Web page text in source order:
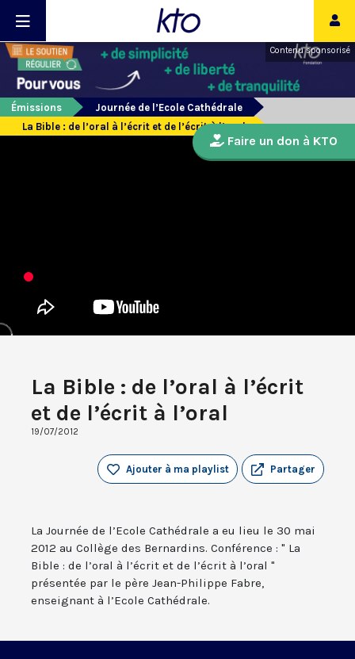
Contenu sponsorisé
Émissions
Journée de l’Ecole Cathédrale
La Bible : de l’oral à l’écrit et de l’écrit à l’oral
La Bible : de l’oral à l’écrit
et de l’écrit à l’oral
19/07/2012
Partager
Ajouter à ma playlist
La Journée de l’Ecole Cathédrale a eu lieu le 30 mai
2012 au Collège des Bernardins. Conférence : " La
Bible : de l’oral à l’écrit et de l’écrit à l’oral "
présentée par le père Jean-Philippe Fabre,
enseignant à l’Ecole Cathédrale.
Faire un don à KTO